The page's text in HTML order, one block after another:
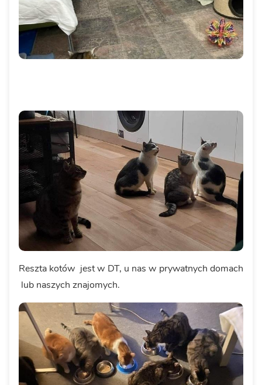
Reszta kotów jest w DT, u nas w prywatnych domach
lub naszych znajomych.